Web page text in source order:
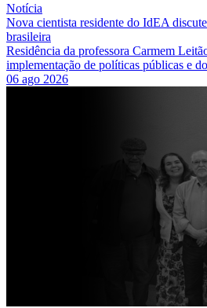
Notícia
Nova cientista residente do IdEA
brasileira
Residência da professora Carmem
implementação de políticas públicas e
06 ago 2026